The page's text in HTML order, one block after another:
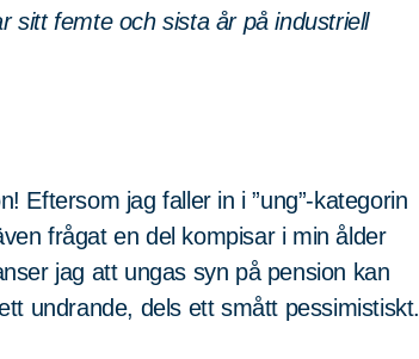
sitt femte och sista år på industriell
Eftersom jag faller in i ”ung”-kategorin
frågat en del kompisar i min ålder
jag att ungas syn på pension kan
undrande, dels ett smått pessimistiskt.